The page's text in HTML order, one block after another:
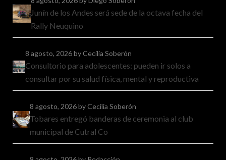
Junín de los Andes será sede de la octava fecha del
Rally Neuquino
8 agosto, 2026by Cecilia Soberón
Consultorio para adolescentes: pueden ir solos a
consultar por su salud física, mental y reproductiva
8 agosto, 2026by Cecilia Soberón
Tobares entregó banderas de ceremonia al club
municipal de Cutral Co